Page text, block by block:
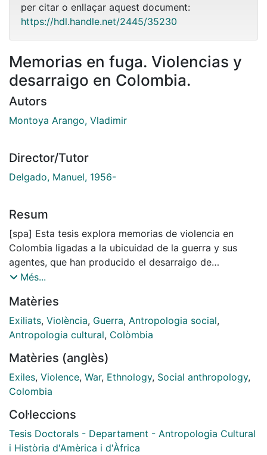
per citar o enllaçar aquest document:
https://hdl.handle.net/2445/35230
Memorias en fuga. Violencias y
desarraigo en Colombia.
Autors
Montoya Arango, Vladimir
Director/Tutor
Delgado, Manuel, 1956-
Resum
[spa] Esta tesis explora memorias de violencia en
Colombia ligadas a la ubicuidad de la guerra y sus
agentes, que han producido el desarraigo de
colectivos sociales o individuos en momentos
emprendidos con una comunidad rural del occidente
del Departamento de Antioquia, con habitantes
urbanos del Barrio Popular en el sector nororiental de
muestran los profundos efectos que han tenido en sus
vidas el terror y la movilidad forzada, pero también
permiten reconocer las estrategias creativas que han
pérdidas. Los relatos abordados diacrónicamente
resaltan la importancia de las memorias y las
trayectorias individuales o de pequeños grupos para
Més...
Matèries
Exiliats, Violència, Guerra, Antropologia social,
Antropologia cultural, Colòmbia
Matèries (anglès)
Exiles, Violence, War, Ethnology, Social anthropology,
Colombia
Col·leccions
Tesis Doctorals - Departament - Antropologia Cultural
i Història d'Amèrica i d'Àfrica